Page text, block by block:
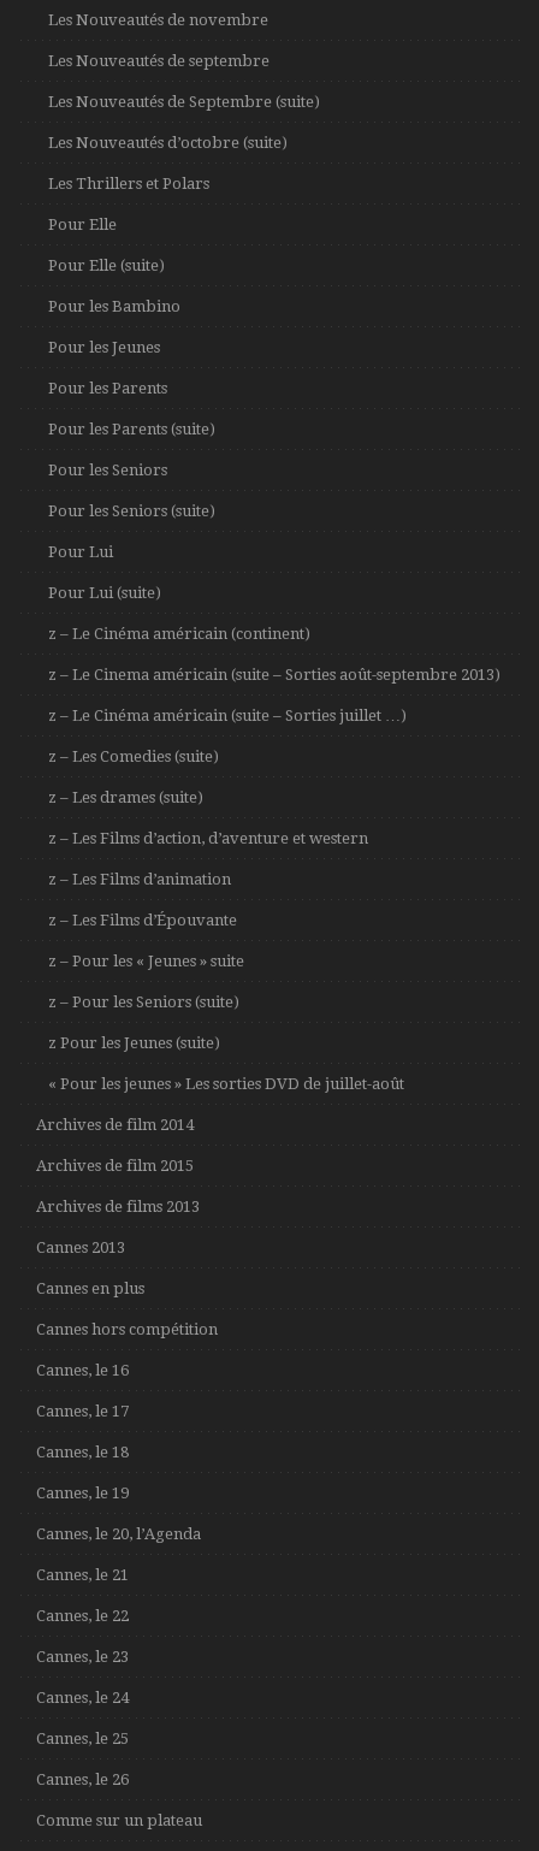
Les Nouveautés de novembre
Les Nouveautés de septembre
Les Nouveautés de Septembre (suite)
Les Nouveautés d’octobre (suite)
Les Thrillers et Polars
Pour Elle
Pour Elle (suite)
Pour les Bambino
Pour les Jeunes
Pour les Parents
Pour les Parents (suite)
Pour les Seniors
Pour les Seniors (suite)
Pour Lui
Pour Lui (suite)
z – Le Cinéma américain (continent)
z – Le Cinema américain (suite – Sorties août-septembre 2013)
z – Le Cinéma américain (suite – Sorties juillet …)
z – Les Comedies (suite)
z – Les drames (suite)
z – Les Films d’action, d’aventure et western
z – Les Films d’animation
z – Les Films d’Épouvante
z – Pour les « Jeunes » suite
z – Pour les Seniors (suite)
z Pour les Jeunes (suite)
« Pour les jeunes » Les sorties DVD de juillet-août
Archives de film 2014
Archives de film 2015
Archives de films 2013
Cannes 2013
Cannes en plus
Cannes hors compétition
Cannes, le 16
Cannes, le 17
Cannes, le 18
Cannes, le 19
Cannes, le 20, l’Agenda
Cannes, le 21
Cannes, le 22
Cannes, le 23
Cannes, le 24
Cannes, le 25
Cannes, le 26
Comme sur un plateau